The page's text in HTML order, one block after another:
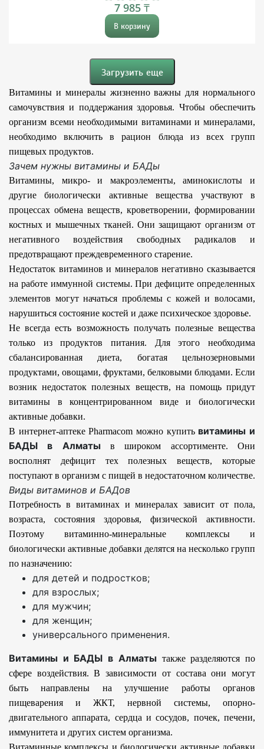
7 985 ₸
В корзину
Загрузить еще
Витамины и минералы жизненно важны для нормального
самочувствия и поддержания здоровья. Чтобы обеспечить
организм всеми необходимыми витаминами и минералами,
необходимо включить в рацион блюда из всех групп
пищевых продуктов.
Зачем нужны витамины и БАДы
Витамины, микро- и макроэлементы, аминокислоты и
другие биологически активные вещества участвуют в
процессах обмена веществ, кроветворении, формировании
костных и мышечных тканей. Они защищают организм от
негативного воздействия свободных радикалов и
предотвращают преждевременного старение.
Недостаток витаминов и минералов негативно сказывается
на работе иммунной системы. При дефиците определенных
элементов могут начаться проблемы с кожей и волосами,
нарушиться состояние костей и даже психическое здоровье.
Не всегда есть возможность получать полезные вещества
только из продуктов питания. Для этого необходима
сбалансированная диета, богатая цельнозерновыми
продуктами, овощами, фруктами, белковыми блюдами. Если
возник недостаток полезных веществ, на помощь придут
витамины в концентрированном виде и биологически
активные добавки.
В интернет-аптеке Pharmacom можно купить витамины и
БАДЫ в Алматы в широком ассортименте. Они
восполнят дефицит тех полезных веществ, которые
поступают в организм с пищей в недостаточном количестве.
Виды витаминов и БАДов
Потребность в витаминах и минералах зависит от пола,
возраста, состояния здоровья, физической активности.
Поэтому витаминно-минеральные комплексы и
биологически активные добавки делятся на несколько групп
по назначению:
для детей и подростков;
для взрослых;
для мужчин;
для женщин;
универсального применения.
Витамины и БАДЫ в Алматы также разделяются по
сфере воздействия. В зависимости от состава они могут
быть направлены на улучшение работы органов
пищеварения и ЖКТ, нервной системы, опорно-
двигательного аппарата, сердца и сосудов, почек, печени,
иммунитета и других систем организма.
Витаминные комплексы и биологически активные добавки